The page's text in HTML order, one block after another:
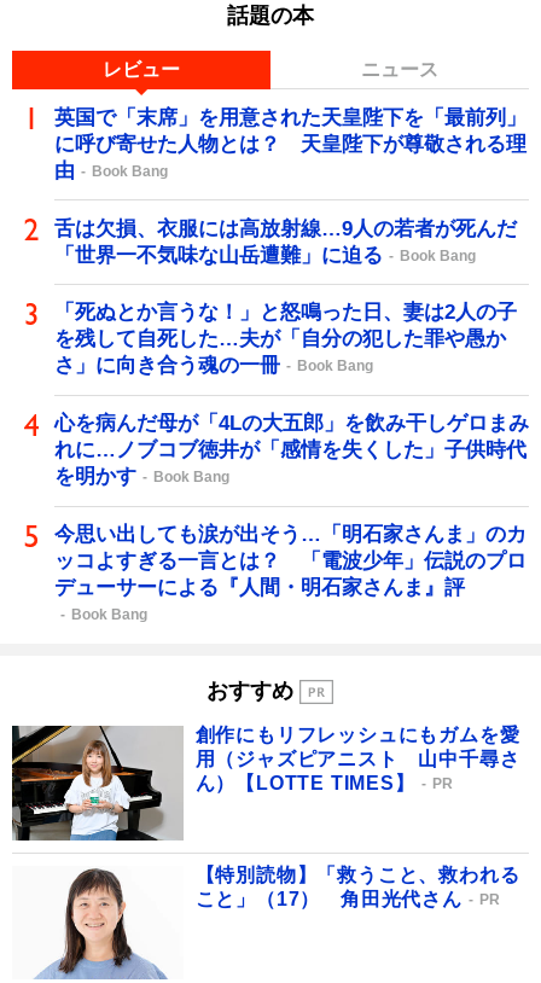
話題の本
レビュー ニュース
英国で「末席」を用意された天皇陛下を「最前列」
に呼び寄せた人物とは？ 天皇陛下が尊敬される理
由
Book Bang
舌は欠損、衣服には高放射線…9人の若者が死んだ
「世界一不気味な山岳遭難」に迫る
Book Bang
「死ぬとか言うな！」と怒鳴った日、妻は2人の子
を残して自死した…夫が「自分の犯した罪や愚か
さ」に向き合う魂の一冊
Book Bang
心を病んだ母が「4Lの大五郎」を飲み干しゲロまみ
れに…ノブコブ徳井が「感情を失くした」子供時代
を明かす
Book Bang
今思い出しても涙が出そう…「明石家さんま」のカ
ッコよすぎる一言とは？ 「電波少年」伝説のプロ
デューサーによる『人間・明石家さんま』評
Book Bang
おすすめ
創作にもリフレッシュにもガムを愛
用（ジャズピアニスト 山中千尋さ
ん）【LOTTE TIMES】
PR
【特別読物】「救うこと、救われる
こと」（17） 角田光代さん
PR